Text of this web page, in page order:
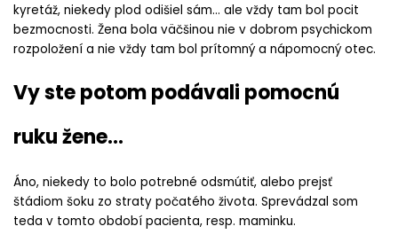
kyretáž, niekedy plod odišiel sám… ale vždy tam bol pocit
bezmocnosti. Žena bola väčšinou nie v dobrom psychickom
rozpoložení a nie vždy tam bol prítomný a nápomocný otec.
Vy ste potom podávali pomocnú
ruku žene…
Áno, niekedy to bolo potrebné odsmútiť, alebo prejsť
štádiom šoku zo straty počatého života. Sprevádzal som
teda v tomto období pacienta, resp. maminku.